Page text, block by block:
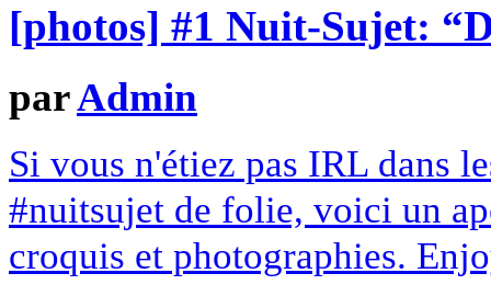
[photos] #1 Nuit-Sujet:
parAdmin
Si vous n'étiez pas IRL dans
#nuitsujet de folie, voici un
croquis et photographies.